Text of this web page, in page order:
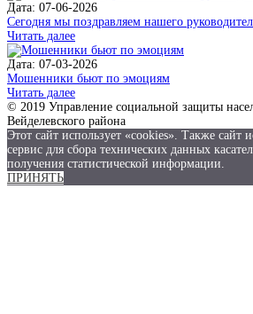
Дата: 07-06-2026
Сегодня мы поздравляем нашего
Читать далее
Дата: 07-03-2026
Мошенники бьют по эмоциям
Читать далее
© 2019 Управление социальной защиты
Вейделевского района
Этот сайт использует «cookies». Также сайт
сервис для сбора технических данных
получения статистической информации.
ПРИНЯТЬ